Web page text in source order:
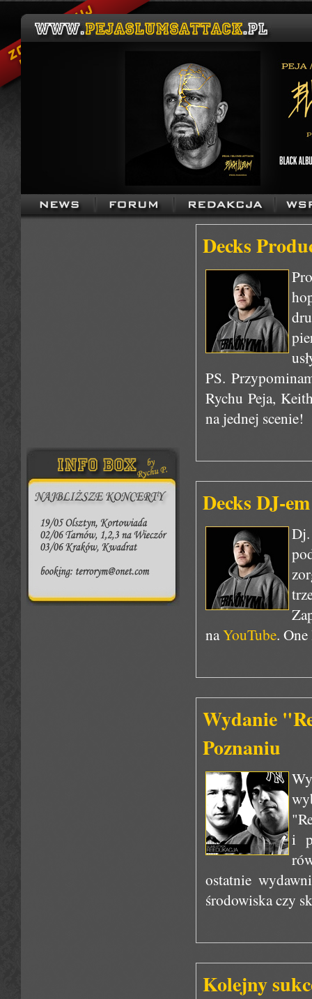
Decks
PS.
Rychu Peja,
na jednej scenie!
Decks DJ-
naYouTube.
Wydanie
Poznaniu
i
ostatnie
środowiska czy
Kolejny